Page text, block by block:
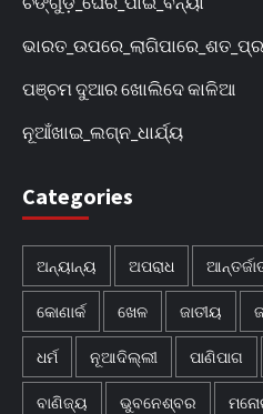
ପଞ୍ଚମ ଦୁଆର ଖୋଲିଦେ କାଳିଆ
ନୂଆଁଖାଇ_ଲଗ୍ନ_ଧାର୍ଯ୍ୟ
Categories
ଅନ୍ୟାନ୍ୟ ଅପରାଧ
କୋଣାର୍କ ଖେଳ ଜାତୀୟ
ଧର୍ମ ନୂଆଦିଲ୍ଲୀ ପାଣିପାଗ
ବାଣିଜ୍ୟ ଭୁବନେଶ୍ବର